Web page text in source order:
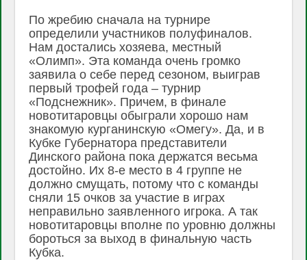
По жребию сначала на турнире
определили участников полуфиналов.
Нам достались хозяева, местный
«Олимп». Эта команда очень громко
заявила о себе перед сезоном, выиграв
первый трофей года – турнир
«Подснежник». Причем, в финале
новотитаровцы обыграли хорошо нам
знакомую курганинскую «Омегу». Да, и в
Кубке Губернатора представители
Динского района пока держатся весьма
достойно. Их 8-е место в 4 группе не
должно смущать, потому что с команды
сняли 15 очков за участие в играх
неправильно заявленного игрока. А так
новотитаровцы вполне по уровню должны
бороться за выход в финальную часть
Кубка.